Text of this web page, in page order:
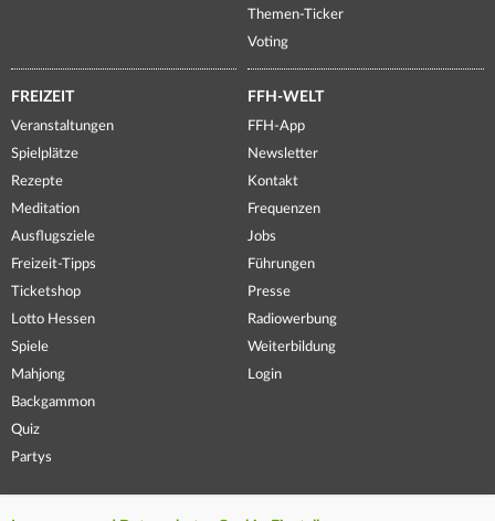
Themen-Ticker
Voting
FREIZEIT
Veranstaltungen
Spielplätze
Rezepte
Meditation
Ausflugsziele
Freizeit-Tipps
Ticketshop
Lotto Hessen
Spiele
Mahjong
Backgammon
Quiz
Partys
FFH-WELT
FFH-App
Newsletter
Kontakt
Frequenzen
Jobs
Führungen
Presse
Radiowerbung
Weiterbildung
Login